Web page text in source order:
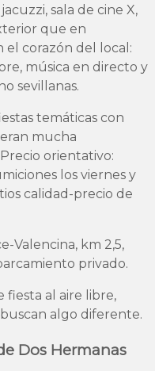
sala de cine X,
que en
el corazón del local:
música en directo y
sevillanas.
temáticas con
mucha
orientativo:
los viernes y
calidad-precio de
Valencina, km 2,5,
privado.
fiesta al aire libre,
algo diferente.
Dos Hermanas